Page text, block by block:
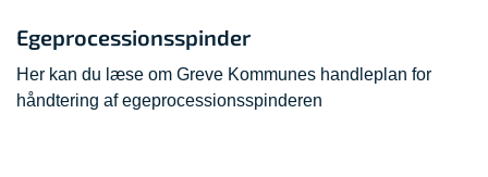
Egeprocessionsspinder
Her kan du læse om Greve Kommunes handleplan for
håndtering af egeprocessionsspinderen